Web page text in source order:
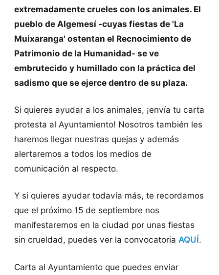
extremadamente crueles con los animales. El
pueblo de Algemesí -cuyas fiestas de 'La
Muixaranga' ostentan el Recnocimiento de
Patrimonio de la Humanidad- se ve
embrutecido y humillado con la práctica del
sadismo que se ejerce dentro de su plaza.
Si quieres ayudar a los animales, ¡envía tu carta
protesta al Ayuntamiento! Nosotros también les
haremos llegar nuestras quejas y además
alertaremos a todos los medios de
comunicación al respecto.
Y si quieres ayudar todavía más, te recordamos
que el próximo 15 de septiembre nos
manifestaremos en la ciudad por unas fiestas
sin crueldad, puedes ver la convocatoria AQUÍ.
Carta al Ayuntamiento que puedes enviar